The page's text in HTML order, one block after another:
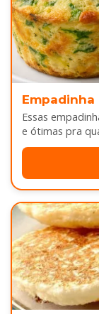
Empadinha
Essas
e ótimas pra